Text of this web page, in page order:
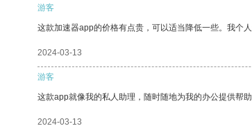
游客
这款加速器app的价格有点贵，可以适当降低一些。我个
2024-03-13
游客
这款app就像我的私人助理，随时随地为我的办公提供帮助
2024-03-13